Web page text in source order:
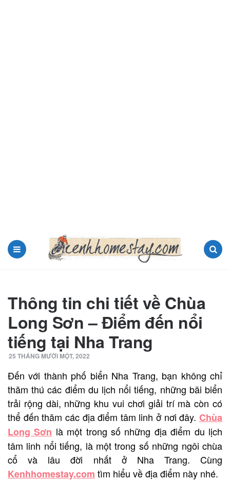
Thông tin chi tiết về Chùa
Long Sơn – Điểm đến nổi
tiếng tại Nha Trang
25 THÁNG MƯỜI MỘT, 2022
Đến với thành phố biển Nha Trang, bạn không chỉ
thăm thú các điểm du lịch nổi tiếng, những bãi biển
trải rộng dài, những khu vui chơi giải trí mà còn có
thể đến thăm các địa điểm tâm linh ở nơi đây. Chùa
Long Sơn là một trong số những địa điểm du lịch
tâm linh nổi tiếng, là một trong số những ngôi chùa
cổ và lâu đời nhất ở Nha Trang. Cùng
Kenhhomestay.com tìm hiểu về địa điểm này nhé.